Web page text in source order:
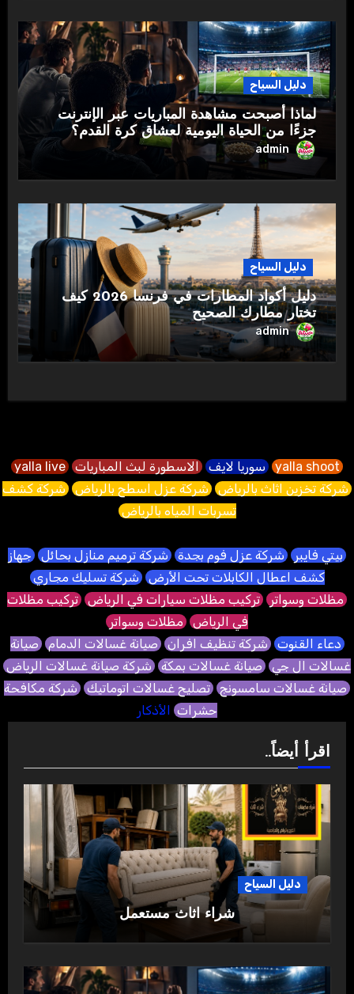
دليل السياح
لماذا أصبحت مشاهدة المباريات عبر الإنترنت
جزءًا من الحياة اليومية لعشاق كرة القدم؟
admin
دليل السياح
دليل أكواد المطارات في فرنسا 2026 كيف
تختار مطارك الصحيح
admin
yalla shoot سوريا لايف الاسطورة لبث المباريات yalla live
شركة تخزين اثاث بالرياض شركة عزل اسطح بالرياض شركة كشف
تسربات المياه بالرياض
بيتي فايبر شركة عزل فوم بجدة شركة ترميم منازل بحائل جهاز
كشف اعطال الكابلات تحت الأرض شركة تسليك مجاري
مظلات وسواتر تركيب مظلات سيارات في الرياض تركيب مظلات
في الرياض مظلات وسواتر
دعاء القنوت شركة تنظيف افران صيانة غسالات الدمام صيانة
غسالات ال جي صيانة غسالات بمكة شركة صيانة غسالات الرياض
صيانة غسالات سامسونج تصليح غسالات اتوماتيك شركة مكافحة
حشرات الأذكار
اقرأ أيضاً..
دليل السياح
شراء اثاث مستعمل